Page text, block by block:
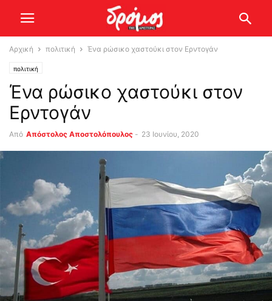
Αρχική πολιτική Ένα ρώσικο χαστούκι στον Ερντογάν
πολιτική
Ένα ρώσικο χαστούκι στον
Ερντογάν
Από Απόστολος Αποστολόπουλος - 23 Ιουνίου, 2020